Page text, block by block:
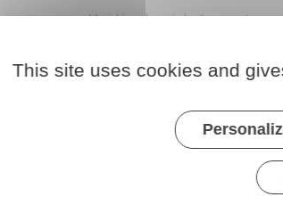
Ministère chargé des transports
This site uses cookies and